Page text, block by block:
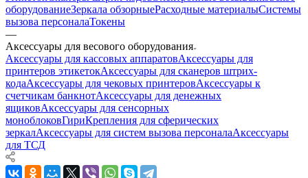
оборудованиеЗеркала обзорныеРасходные материалыСистемы
вызова персоналаТокены
—
Аксессуары для весового оборудования
Аксессуары для кассовых аппаратовАксессуары для
принтеров этикетокАксессуары для сканеров штрих-
кодаАксессуары для чековых принтеровАксессуары к
счетчикам банкнотАксессуары для денежных
ящиковАксессуары для сенсорных
моноблоковГириКрепления для сферических
зеркалАксессуары для систем вызова персоналаАксессуары
для ТСД